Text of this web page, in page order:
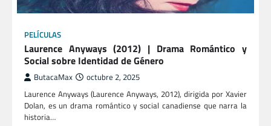
PELÍCULAS
Laurence Anyways (2012) | Drama Romántico y
Social sobre Identidad de Género
ButacaMax octubre 2, 2025
Laurence Anyways (Laurence Anyways, 2012), dirigida por Xavier
Dolan, es un drama romántico y social canadiense que narra la
historia…